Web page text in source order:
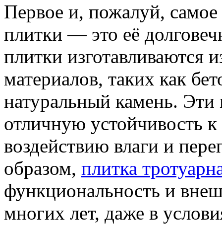
Первое и, пожалуй, самое
плитки — это её
плитки изготавливаются
материалов, таких как
натуральный камень.
отличную устойчивость
воздействию влаги и
образом, плитка
функциональность и
многих лет, даже в